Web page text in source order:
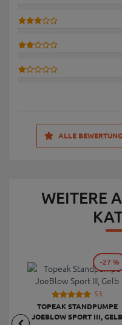
ALLE
WEITERE
53
TOPEAK STANDPUMPE
JOEBLOW SPORT III, GELB
-27 %